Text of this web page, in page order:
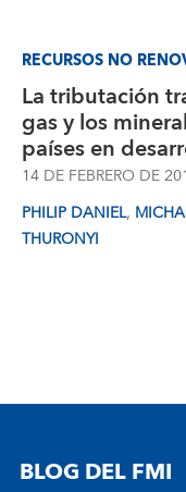
RECURSOS NO
La tributación
gas y los
países en
14 DE FEBRERO DE
PHILIP DANIEL,
THURONYI
BLOG DEL FMI